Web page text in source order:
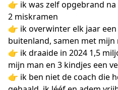
👉 ik was zelf opgebrand
2 miskramen
👉 ik overwinter elk jaar
buitenland, samen met mijn
👉 ik draaide in 2024 1,5
mijn man en 3 kindjes een
👉 ik ben niet de coach die